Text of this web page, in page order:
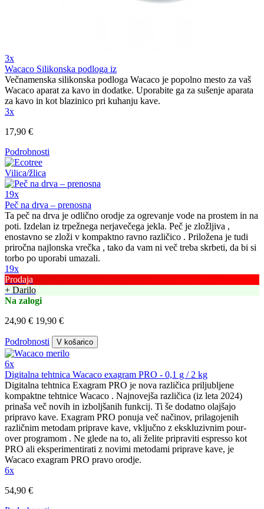
3x
Wacaco Silikonska podloga iz
Večnamenska silikonska podloga Wacaco je popolno mesto za vaš
Wacaco aparat za kavo in dodatke. Uporabite ga za sušenje aparata
za kavo in kot blazinico pri kuhanju kave.
3x
17,90 €
Podrobnosti
19x
Peč na drva – prenosna
Ta peč na drva je odlično orodje za ogrevanje vode na prostem in na
poti. Izdelan iz trpežnega nerjavečega jekla. Peč je zložljiva ,
enostavno se zloži v kompaktno ravno različico . Priložena je tudi
priročna najlonska vrečka , tako da vam ni več treba skrbeti, da bi si
torbo po uporabi umazali.
19x
Prodaja
+ Darilo
Na zalogi
24,90 € 19,90 €
Podrobnosti V košarico
6x
Digitalna tehtnica Wacaco exagram PRO - 0,1 g / 2 kg
Digitalna tehtnica Exagram PRO je nova različica priljubljene
kompaktne tehtnice Wacaco . Najnovejša različica (iz leta 2024)
prinaša več novih in izboljšanih funkcij. Ti še dodatno olajšajo
pripravo kave. Exagram PRO ponuja več načinov, prilagojenih
različnim metodam priprave kave, vključno z ekskluzivnim pour-
over programom . Ne glede na to, ali želite pripraviti espresso kot
PRO ali eksperimentirati z novimi metodami priprave kave, je
Wacaco exagram PRO pravo orodje.
6x
54,90 €